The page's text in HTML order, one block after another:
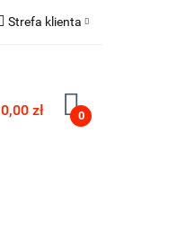
Strefa klienta
Zarejestruj się
Dodaj zgłoszenie
0,00 zł 0